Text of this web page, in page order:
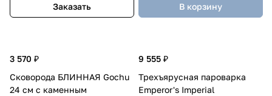
Заказать В корзину
3 570 ₽
Сковорода БЛИННАЯ Gochu
24 см с каменным
9 555 ₽
Трехъярусная пароварка
Emperor's Imperial